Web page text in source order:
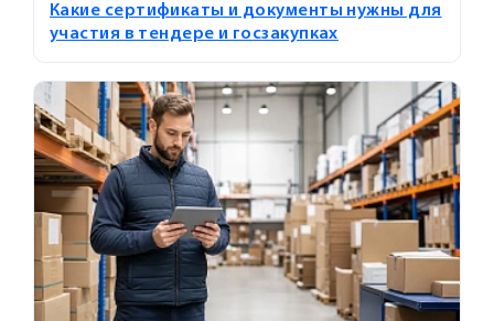
Какие сертификаты и документы нужны для
участия в тендере и госзакупках